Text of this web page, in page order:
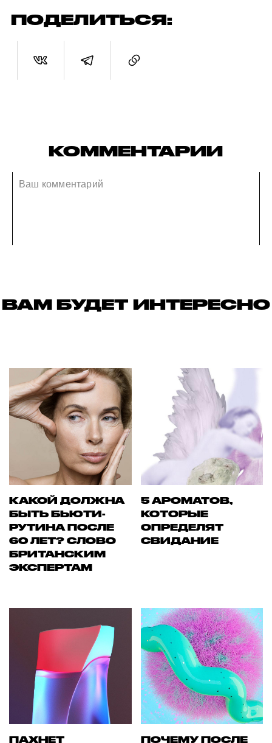
ПОДЕЛИТЬСЯ:
КОММЕНТАРИИ
ВАМ БУДЕТ ИНТЕРЕСНО
КАКОЙ ДОЛЖНА
БЫТЬ БЬЮТИ-
РУТИНА ПОСЛЕ
60 ЛЕТ? СЛОВО
БРИТАНСКИМ
ЭКСПЕРТАМ
5 АРОМАТОВ,
КОТОРЫЕ
ОПРЕДЕЛЯТ
СВИДАНИЕ
ПАХНЕТ
ПОЧЕМУ ПОСЛЕ